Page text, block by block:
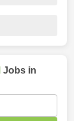
Jobs in